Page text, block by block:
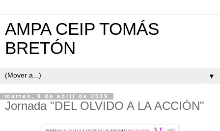
AMPA CEIP TOMÁS
BRETÓN
▼
martes, 9 de abril de 2019
Jornada "DEL OLVIDO A LA ACCIÓN"